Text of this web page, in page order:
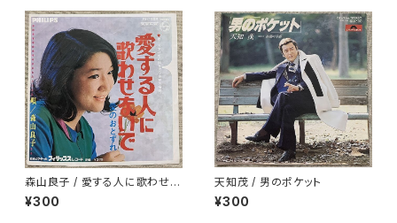
森山良子 / 愛する人に歌わせな
いで
¥300
天知茂 / 男のポケット
¥300